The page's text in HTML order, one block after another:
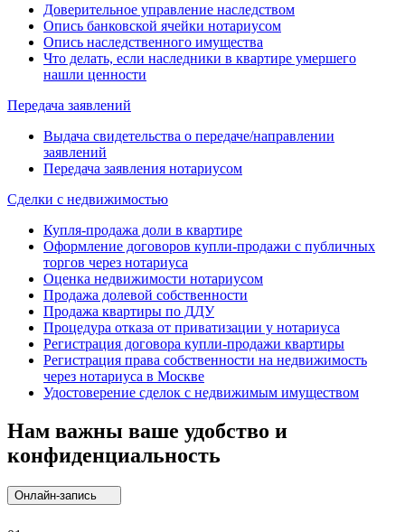
Доверительное управление наследством
Опись банковской ячейки нотариусом
Опись наследственного имущества
Что делать, если наследники в квартире умершего
нашли ценности
Передача заявлений
Выдача свидетельства о передаче/направлении
заявлений
Передача заявления нотариусом
Сделки с недвижимостью
Купля-продажа доли в квартире
Оформление договоров купли-продажи с публичных
торгов через нотариуса
Оценка недвижимости нотариусом
Продажа долевой собственности
Продажа квартиры по ДДУ
Процедура отказа от приватизации у нотариуса
Регистрация договора купли-продажи квартиры
Регистрация права собственности на недвижимость
через нотариуса в Москве
Удостоверение сделок с недвижимым имуществом
Нам важны ваше удобство и
конфиденциальность
Онлайн-запись